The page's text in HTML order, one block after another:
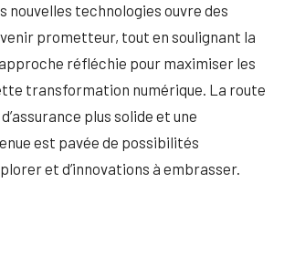
nouvelles technologies ouvre des
prometteur, tout en soulignant la
approche réfléchie pour maximiser les
transformation numérique. La route
plus solide et une
est pavée de possibilités
et d’innovations à embrasser.